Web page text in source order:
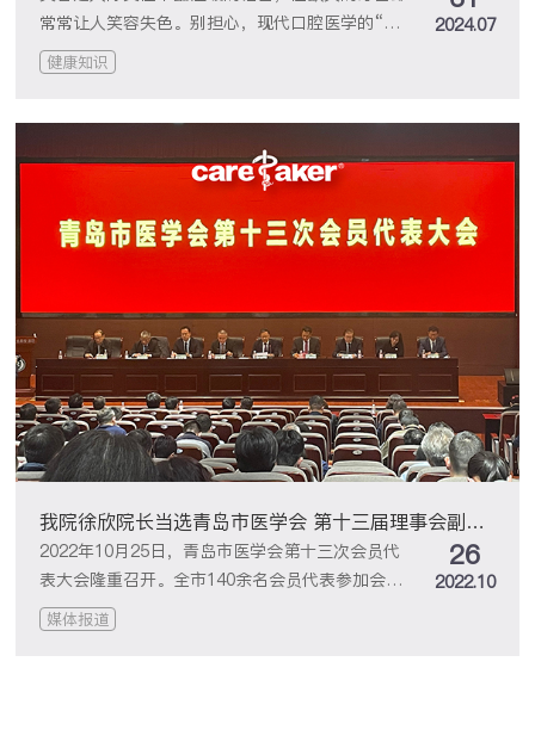
常常让人笑容失色。别担心，现代口腔医学的“种
植牙”技术，就像给你的笑容安了个温馨的小家，
让自信的笑容再次绽放！
2024.07
健康知识
我院徐欣院长当选青岛市医学会 第十三届理事会副会
长
2022年10月25日，青岛市医学会第十三次会员代
表大会隆重召开。全市140余名会员代表参加会
议，青岛市卫生健康委员会主任薄涛、青岛市科学
技术协会党组书记、主席王建等领导出席会议，会
26
2022.10
媒体报道